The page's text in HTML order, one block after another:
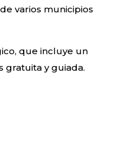
varios municipios
que incluye un
gratuita y guiada.